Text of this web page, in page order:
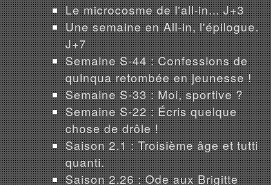
Le microcosme de l'all-in... J+3
Une semaine en All-in, l'épilogue.
J+7
Semaine S-44 : Confessions de
quinqua retombée en jeunesse !
Semaine S-33 : Moi, sportive ?
Semaine S-22 : Écris quelque
chose de drôle !
Saison 2.1 : Troisième âge et tutti
quanti.
Saison 2.26 : Ode aux Brigitte